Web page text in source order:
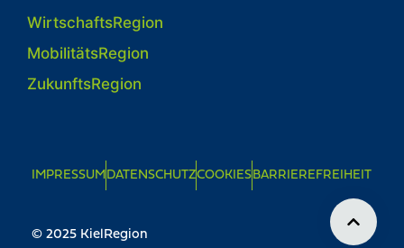
WirtschaftsRegion
MobilitätsRegion
ZukunftsRegion
IMPRESSUM DATENSCHUTZCOOKIES BARRIEREFREIHEIT
© 2025 KielRegion